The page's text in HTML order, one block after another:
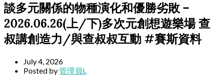
談多元關係的物種演化和優勝劣敗 –
2026.06.26(上/下)多次元創想遊樂場 查
叔講創造力/與查叔叔互動 #賽斯資料
July 4, 2026
Posted by管理員L